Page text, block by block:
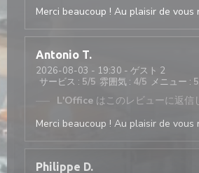
Merci beaucoup ! Au plaisir de vous
Antonio T
2026-08-03 - 19:30 - ゲスト 2
サービス : 5/5 雰囲気 : 4/5 メニュー : 5
L'Office はこのレビューに返信
Merci beaucoup ! Au plaisir de vous
Philippe D